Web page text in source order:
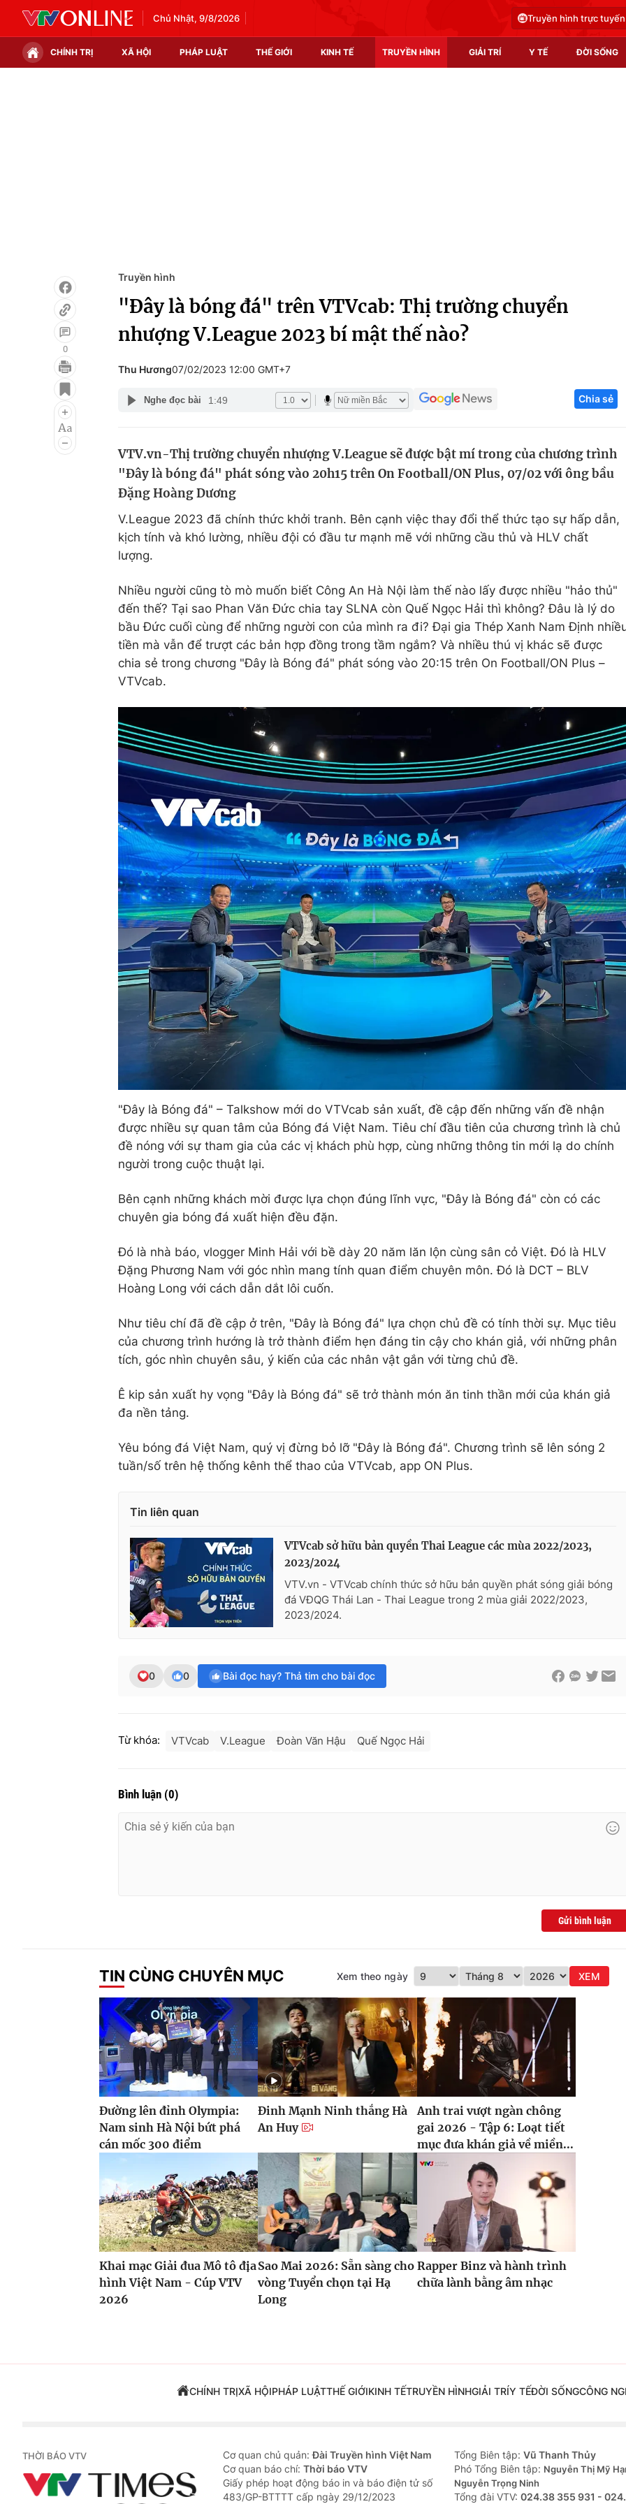
Chủ Nhật, 9/8/2026 Truyền hình trực tuyến
CHÍNH TRỊ XÃ HỘI PHÁP LUẬT THẾ GIỚI KINH TẾ TRUYỀN HÌNH GIẢI TRÍ Y TẾ ĐỜI SỐNG
Infographic
Điện ảnh
Âm nhạc
Du lịch
Chất lượng cuộc sống
Tuyển sinh
Hitech Công
Thị trường
0
Truyền hình
"Đây là bóng đá" trên VTVcab: Thị trường chuyển
nhượng V.League 2023 bí mật thế nào?
Thu Hương07/02/2023 12:00 GMT+7
Nghe đọc bài 1:49 Chia sẻ
VTV.vn-Thị trường chuyển nhượng V.League sẽ được bật mí trong của chương trình
"Đây là bóng đá" phát sóng vào 20h15 trên On Football/ON Plus, 07/02 với ông bầu
Đặng Hoàng Dương
V.League 2023 đã chính thức khởi tranh. Bên cạnh việc thay đổi thể thức tạo sự hấp dẫn,
kịch tính và khó lường, nhiều đội có đầu tư mạnh mẽ với những cầu thủ và HLV chất
lượng.
Nhiều người cũng tò mò muốn biết Công An Hà Nội làm thế nào lấy được nhiều "hảo thủ"
đến thế? Tại sao Phan Văn Đức chia tay SLNA còn Quế Ngọc Hải thì không? Đâu là lý do
bầu Đức cuối cùng để những người con của mình ra đi? Đại gia Thép Xanh Nam Định
tiền mà vẫn để trượt các bản hợp đồng trong tầm ngắm? Và nhiều thú vị khác sẽ được
chia sẻ trong chương "Đây là Bóng đá" phát sóng vào 20:15 trên On Football/ON Plus –
VTVcab.
"Đây là Bóng đá" – Talkshow mới do VTVcab sản xuất, đề cập đến những vấn đề nhận
được nhiều sự quan tâm của Bóng đá Việt Nam. Tiêu chí đầu tiên của chương trình là chủ
đề nóng với sự tham gia của các vị khách phù hợp, cùng những thông tin mới lạ do chính
người trong cuộc thuật lại.
Bên cạnh những khách mời được lựa chọn đúng lĩnh vực, "Đây là Bóng đá" còn có các
chuyên gia bóng đá xuất hiện đều đặn.
Đó là nhà báo, vlogger Minh Hải với bề dày 20 năm lăn lộn cùng sân cỏ Việt. Đó là HLV
Đặng Phương Nam với góc nhìn mang tính quan điểm chuyên môn. Đó là DCT – BLV
Hoàng Long với cách dẫn dắt lôi cuốn.
Như tiêu chí đã đề cập ở trên, "Đây là Bóng đá" lựa chọn chủ đề có tính thời sự. Mục tiêu
của chương trình hướng là trở thành điểm hẹn đáng tin cậy cho khán giả, với những phân
tích, góc nhìn chuyên sâu, ý kiến của các nhân vật gắn với từng chủ đề.
Ê kip sản xuất hy vọng "Đây là Bóng đá" sẽ trở thành món ăn tinh thần mới của khán giả
đa nền tảng.
Yêu bóng đá Việt Nam, quý vị đừng bỏ lỡ "Đây là Bóng đá". Chương trình sẽ lên sóng 2
tuần/số trên hệ thống kênh thể thao của VTVcab, app ON Plus.
Tin liên quan
VTVcab sở hữu bản quyền Thai League các mùa 2022/2023,
2023/2024
VTV.vn - VTVcab chính thức sở hữu bản quyền phát sóng giải bóng
đá VĐQG Thái Lan - Thai League trong 2 mùa giải 2022/2023,
2023/2024.
0 0 Bài đọc hay? Thả tim cho bài đọc
Từ khóa: VTVcab V.League Đoàn Văn Hậu Quế Ngọc Hải
Bình luận (0)
Gửi bình luận
TIN CÙNG CHUYÊN MỤC Xem theo ngày XEM
Đường lên đỉnh Olympia:
Nam sinh Hà Nội bứt phá
cán mốc 300 điểm
Đinh Mạnh Ninh thắng Hà
An Huy
Anh trai vượt ngàn chông
gai 2026 - Tập 6: Loạt tiết
mục đưa khán giả về miền...
Khai mạc Giải đua Mô tô địa
hình Việt Nam - Cúp VTV
2026
Sao Mai 2026: Sẵn sàng cho
vòng Tuyển chọn tại Hạ
Long
Rapper Binz và hành trình
chữa lành bằng âm nhạc
CHÍNH TRỊXÃ HỘIPHÁP LUẬTTHẾ GIỚIKINH TẾTRUYỀN HÌNHGIẢI TRÍY TẾĐỜI SỐNGCÔNG
THỜI BÁO VTV Cơ quan chủ quản:Đài Truyền hình Việt Nam
Cơ quan báo chí: Thời báo VTV
Giấy phép hoạt động báo in và báo điện tử số
483/GP-BTTTT cấp ngày 29/12/2023
Tổng Biên tập: Vũ Thanh Thủy
Phó Tổng Biên tập: Nguyễn Thị Mỹ
Nguyễn Trọng Ninh
Tổng đài VTV: 024.38 355 931 -